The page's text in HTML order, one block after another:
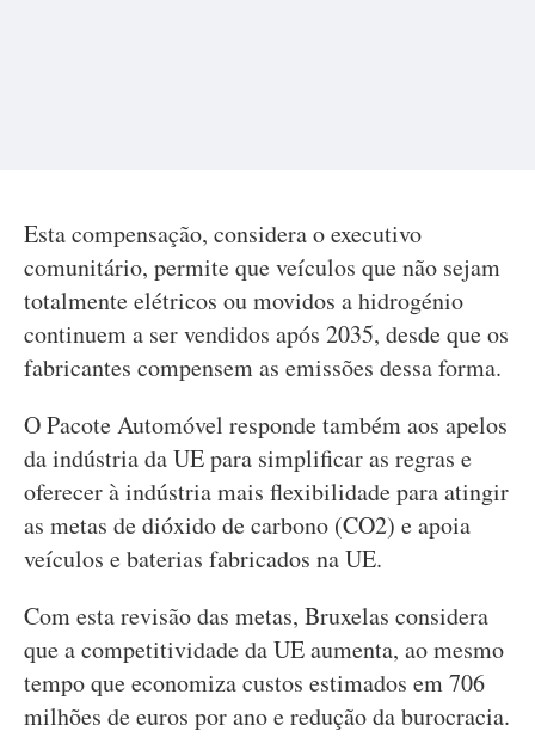
Esta compensação, considera o executivo
comunitário, permite que veículos que não sejam
totalmente elétricos ou movidos a hidrogénio
continuem a ser vendidos após 2035, desde que os
fabricantes compensem as emissões dessa forma.
O Pacote Automóvel responde também aos apelos
da indústria da UE para simplificar as regras e
oferecer à indústria mais flexibilidade para atingir
as metas de dióxido de carbono (CO2) e apoia
veículos e baterias fabricados na UE.
Com esta revisão das metas, Bruxelas considera
que a competitividade da UE aumenta, ao mesmo
tempo que economiza custos estimados em 706
milhões de euros por ano e redução da burocracia.